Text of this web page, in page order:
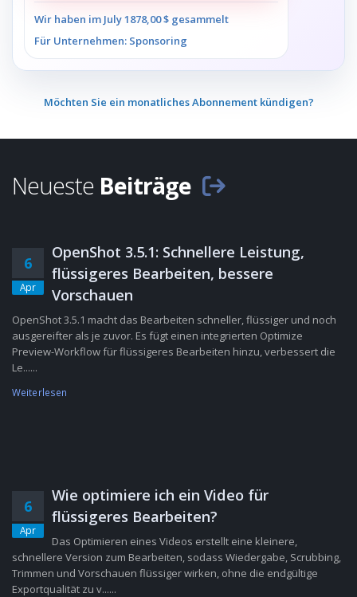
Wir haben im July 1878,00 $ gesammelt
Für Unternehmen: Sponsoring
Möchten Sie ein monatliches Abonnement kündigen?
Neueste Beiträge
6
Apr
OpenShot 3.5.1: Schnellere Leistung,
flüssigeres Bearbeiten, bessere
Vorschauen
OpenShot 3.5.1 macht das Bearbeiten schneller, flüssiger und noch
ausgereifter als je zuvor. Es fügt einen integrierten Optimize
Preview-Workflow für flüssigeres Bearbeiten hinzu, verbessert die
Le......
Weiterlesen
6
Apr
Wie optimiere ich ein Video für
flüssigeres Bearbeiten?
Das Optimieren eines Videos erstellt eine kleinere,
schnellere Version zum Bearbeiten, sodass Wiedergabe, Scrubbing,
Trimmen und Vorschauen flüssiger wirken, ohne die endgültige
Exportqualität zu v......